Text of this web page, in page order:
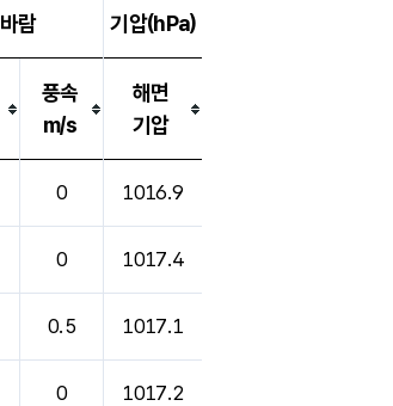
바람 기압(hPa)
풍속
m/s
해면
기압
0 1016.9
0 1017.4
0.5 1017.1
0 1017.2